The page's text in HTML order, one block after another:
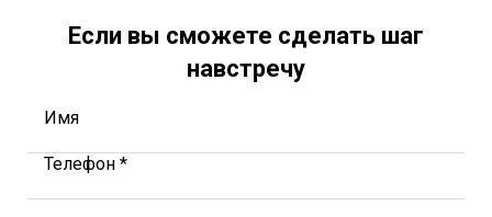
Если вы сможете сделать шаг
навстречу
Имя
Телефон *